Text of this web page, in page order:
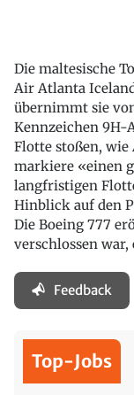
Die maltesische
Air Atlanta
übernimmt sie
Kennzeichen 9H-
Flotte stoßen, wie
markiere «einen
langfristigen
Hinblick auf den
Die Boeing 777
verschlossen
Feedback
Top-Jobs